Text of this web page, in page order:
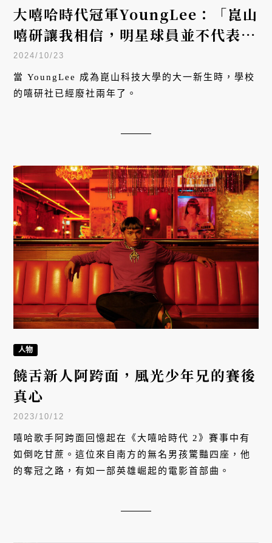
大嘻哈時代冠軍YoungLee：「崑山
嘻研讓我相信，明星球員並不代表一
切。」
2024/10/23
當 YoungLee 成為崑山科技大學的大一新生時，學校
的嘻研社已經廢社兩年了。
人物
饒舌新人阿跨面，風光少年兄的賽後
真心
2023/10/12
嘻哈歌手阿跨面回憶起在《大嘻哈時代 2》賽事中有
如倒吃甘蔗。這位來自南方的無名男孩驚豔四座，他
的奪冠之路，有如一部英雄崛起的電影首部曲。